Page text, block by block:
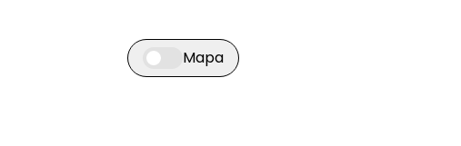
Przełącz widok mapy
Mapa